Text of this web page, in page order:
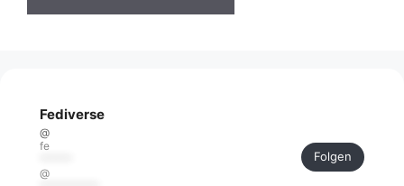
Fediverse
@
fe
@
Folgen